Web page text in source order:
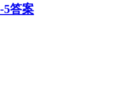
5答案